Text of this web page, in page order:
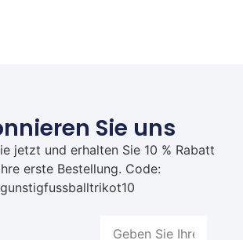
Sie uns
jetzt und erhalten Sie 10 % Rabatt
erste Bestellung. Code:
gunstigfussballtrikot10